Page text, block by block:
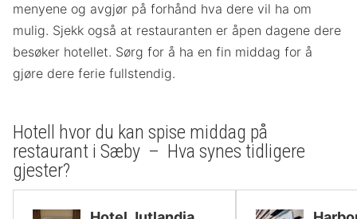
menyene og avgjør på forhånd hva dere vil ha om
mulig. Sjekk også at restauranten er åpen dagene dere
besøker hotellet. Sørg for å ha en fin middag for å
gjøre dere ferie fullstendig.
Hotell hvor du kan spise middag på
restaurant i Sæby – Hva synes tidligere
gjester?